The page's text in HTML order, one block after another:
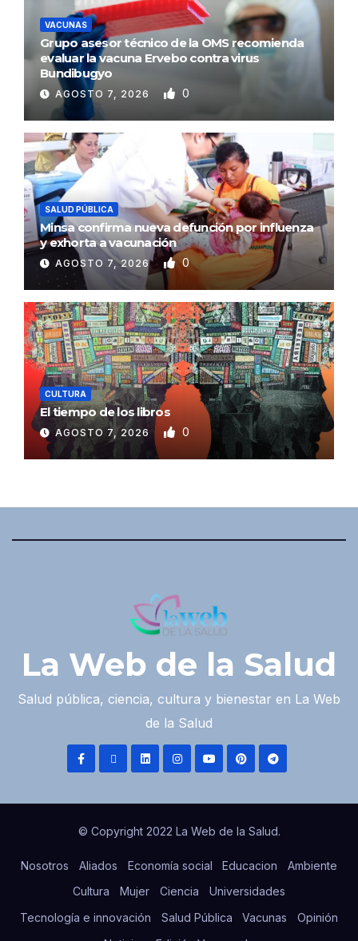
VACUNAS
Grupo asesor técnico de la OMS recomienda
evaluar la vacuna Ervebo contra virus
Bundibugyo
AGOSTO 7, 2026 0
SALUD PÚBLICA
Minsa confirma nueva defunción por influenza
y exhorta a vacunación
AGOSTO 7, 2026 0
CULTURA
El tiempo de los libros
AGOSTO 7, 2026 0
La Web de la Salud
Salud pública, ciencia, cultura y bienestar en La Web
de la Salud
© Copyright 2022 La Web de la Salud.
Nosotros Aliados Economía social Educacion
Ambiente
Cultura
Mujer Ciencia
Universidades
Tecnología e innovación
Salud Pública Vacunas
Opinión